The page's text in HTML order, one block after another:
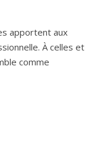
apportent aux
À celles et
comme